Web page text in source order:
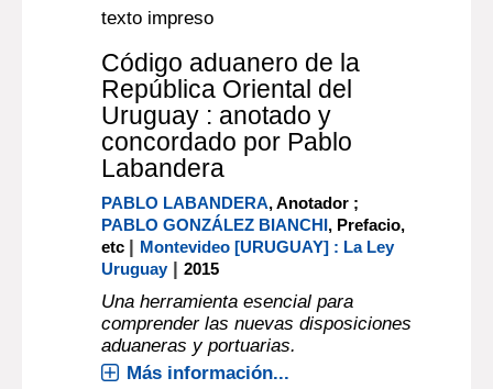
texto impreso
Código aduanero de la
República Oriental del
Uruguay : anotado y
concordado por Pablo
Labandera
PABLO LABANDERA, Anotador ;
PABLO GONZÁLEZ BIANCHI, Prefacio,
etc | Montevideo [URUGUAY] : La Ley
Uruguay|2015
Una herramienta esencial para
comprender las nuevas disposiciones
aduaneras y portuarias.
Más información...